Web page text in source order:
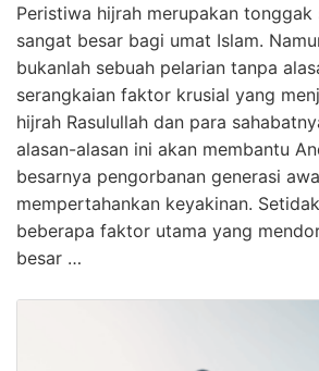
Peristiwa hijrah merupakan tonggak
sangat besar bagi umat Islam.
bukanlah sebuah pelarian tanpa
serangkaian faktor krusial yang
hijrah Rasulullah dan para
alasan-alasan ini akan membantu
besarnya pengorbanan generasi
mempertahankan keyakinan.
beberapa faktor utama yang
besar …